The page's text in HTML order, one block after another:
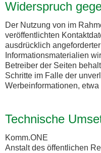
Widerspruch
Der Nutzung von im
veröffentlichten
ausdrücklich
Informationsmaterialien
Betreiber der Seiten
Schritte im Falle der
Werbeinformationen,
Technische
Komm.ONE
Anstalt des öffentlichen